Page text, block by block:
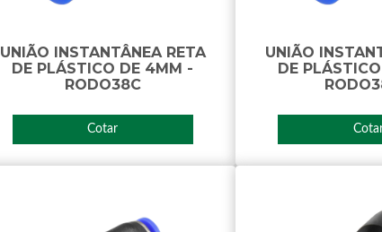
UNIÃO INSTANTÂNEA RETA
DE PLÁSTICO DE 4MM -
RODO38C
Cotar
UNIÃO
DE